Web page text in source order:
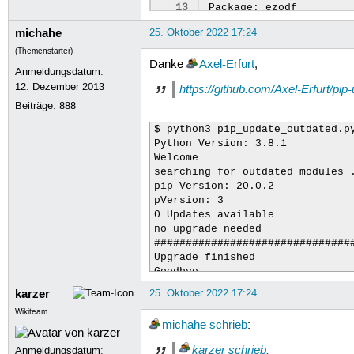
13
14
15
16
17
19
22
23
24
25
26
27
28
30
32
34
37
38
Package: ezodf
Package: geographiclib
Package:
Package: gpx-cmd-tools
Package:
Package: ipython
Package: matplotlib-
Package:
mutagen
Package: numpy
Package:
pandas
Package:
Package:
parso
Package:
Package: pexpect
Package:
Package:
Package:
Package:
michahe
(Themenstarter)
Anmeldungsdatum:
12. Dezember 2013
Beiträge:888
25. Oktober 2022 17:24
Danke Axel-Erfurt,
https://github.com/Axel-Erfurt/
$ python3
Python Version: 3.8.1
Welcome
searching for outdated modules
pip Version: 20.0.2
pVersion: 3
0 Updates available
no upgrade needed
Upgrade finished
Goodbye ...
------------------ -------
geographiclib      1.52    2.0
karzer
Wikiteam
Anmeldungsdatum:
25. Oktober 2022 17:24
michahe schrieb:
karzer schrieb: